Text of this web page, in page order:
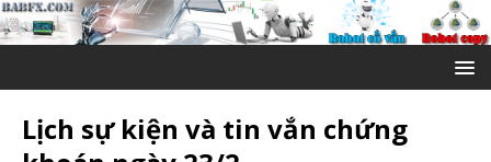
Lịch sự kiện và tin vắn chứng